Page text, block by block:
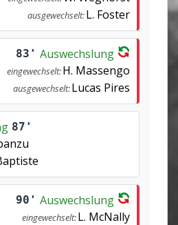
ausgewechselt:L. Foster
83' Auswechslung
eingewechselt:H. Massengo
ausgewechselt:Lucas Pires
87'
90' Auswechslung
eingewechselt:L. McNally